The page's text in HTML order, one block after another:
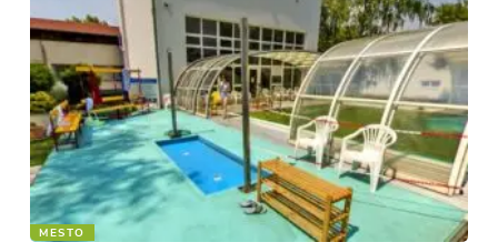
ŠPORT
KULTÚRA
FOTKY
VIDEO
MIX
MESTO